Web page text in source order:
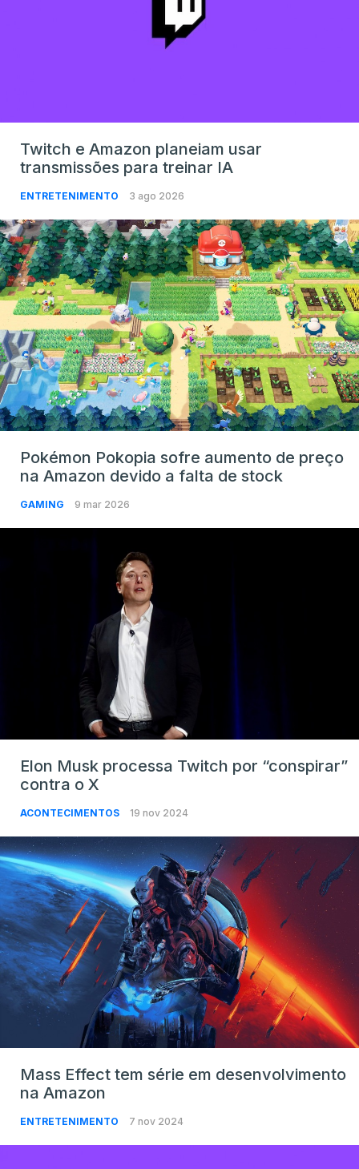
Twitch e Amazon planeiam usar
transmissões para treinar IA
ENTRETENIMENTO 3 ago 2026
Pokémon Pokopia sofre aumento de preço
na Amazon devido a falta de stock
GAMING 9 mar 2026
Elon Musk processa Twitch por “conspirar”
contra o X
ACONTECIMENTOS 19 nov 2024
Mass Effect tem série em desenvolvimento
na Amazon
ENTRETENIMENTO 7 nov 2024